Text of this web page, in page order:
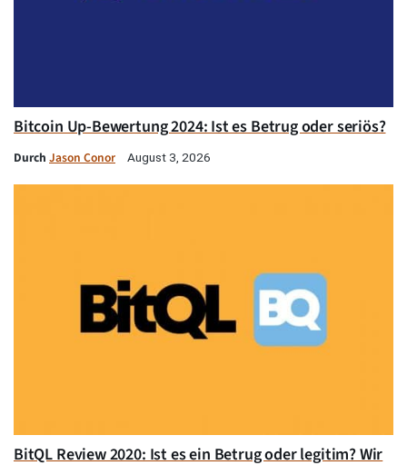
Bitcoin Up-Bewertung 2024: Ist es Betrug oder seriös?
Durch Jason Conor August 3, 2026
BitQL Review 2020: Ist es ein Betrug oder legitim? Wir